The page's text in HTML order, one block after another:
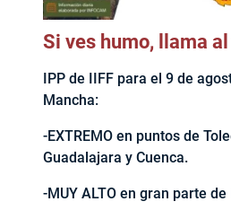
Si ves humo, llama
IPP de IIFF para el 9 de
Mancha:
-EXTREMO en puntos de
Guadalajara y Cuenca.
-MUY ALTO en gran parte